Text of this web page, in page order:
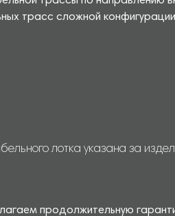
трасс сложной
лотка указана за
продолжительную